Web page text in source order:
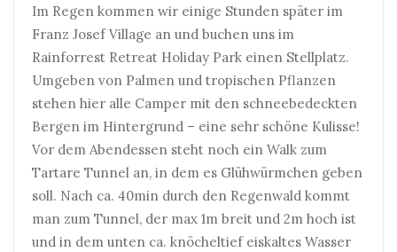
Im Regen kommen wir einige Stunden später im
Franz Josef Village an und buchen uns im
Rainforrest Retreat Holiday Park einen Stellplatz.
Umgeben von Palmen und tropischen Pflanzen
stehen hier alle Camper mit den schneebedeckten
Bergen im Hintergrund – eine sehr schöne Kulisse!
Vor dem Abendessen steht noch ein Walk zum
Tartare Tunnel an, in dem es Glühwürmchen geben
soll. Nach ca. 40min durch den Regenwald kommt
man zum Tunnel, der max 1m breit und 2m hoch ist
und in dem unten ca. knöcheltief eiskaltes Wasser